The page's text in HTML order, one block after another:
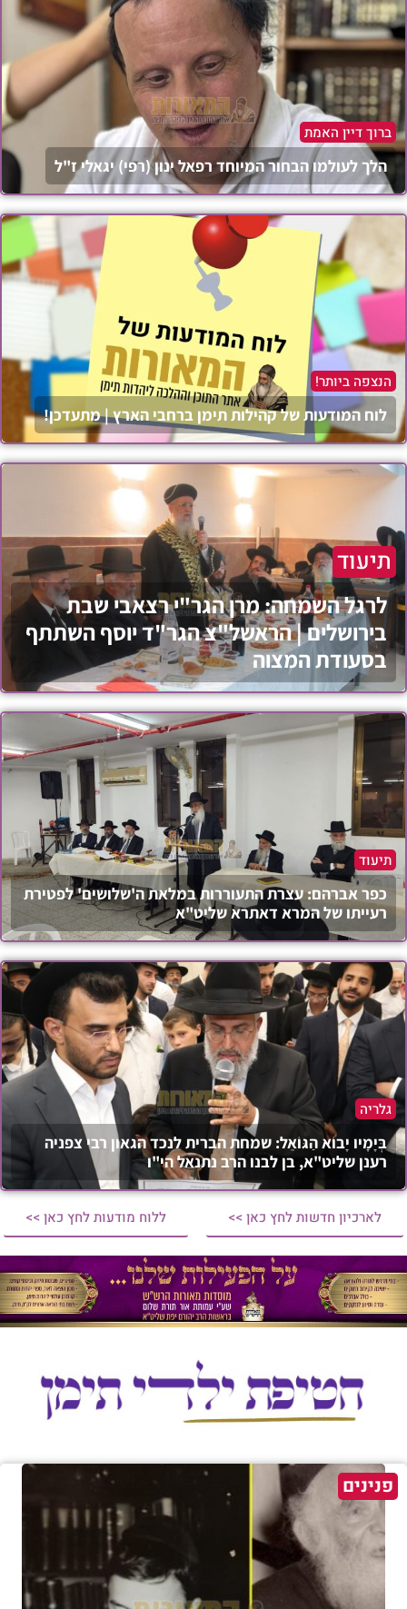
ברוך דיין האמת
הלך לעולמו הבחור המיוחד רפאל ינון (רפי) יגאלי ז"ל
הנצפה ביותר!
לוח המודעות של קהילות תימן ברחבי הארץ | מתעדכן!
תיעוד
לרגל השמחה: מרן הגר"י רצאבי שבת
בירושלים | הראשל"צ הגר"ד יוסף השתתף
בסעודת המצוה
תיעוד
כפר אברהם: עצרת התעוררות במלאת ה'שלושים' לפטירת
רעייתו של המרא דאתרא שליט"א
גלריה
בְּיָמָיו יָבוֹא הַגּוֹאֵל: שמחת הברית לנכד הגאון רבי צפניה
רענן שליט"א, בן לבנו הרב נתנאל הי"ו
לארכיון חדשות לחץ כאן >> ללוח מודעות לחץ כאן >>
פנינים